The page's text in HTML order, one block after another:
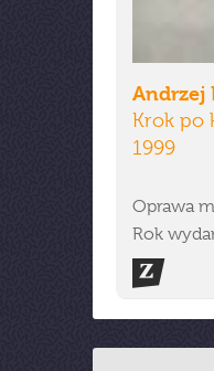
Andrzej
Krok po
1999
Oprawa
Rok